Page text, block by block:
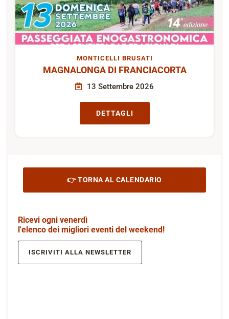
MONTICELLI BRUSATI
MAGNALONGA DI FRANCIACORTA
13 Settembre 2026
DETTAGLI
👉 TORNA AL CALENDARIO
Ricevi ogni venerdì
l'elenco dei migliori eventi del weekend!
ISCRIVITI ALLA NEWSLETTER